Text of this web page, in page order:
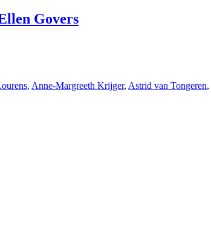
Govers
, Anne-Margreeth Krijger, Astrid van Tongeren,